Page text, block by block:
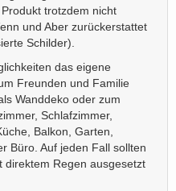
trotzdem nicht
und Aber zurückerstattet
Schilder).
das eigene
Freunden und Familie
Wanddeko oder zum
Schlafzimmer,
Balkon, Garten,
Büro. Auf jeden Fall sollten
direktem Regen ausgesetzt